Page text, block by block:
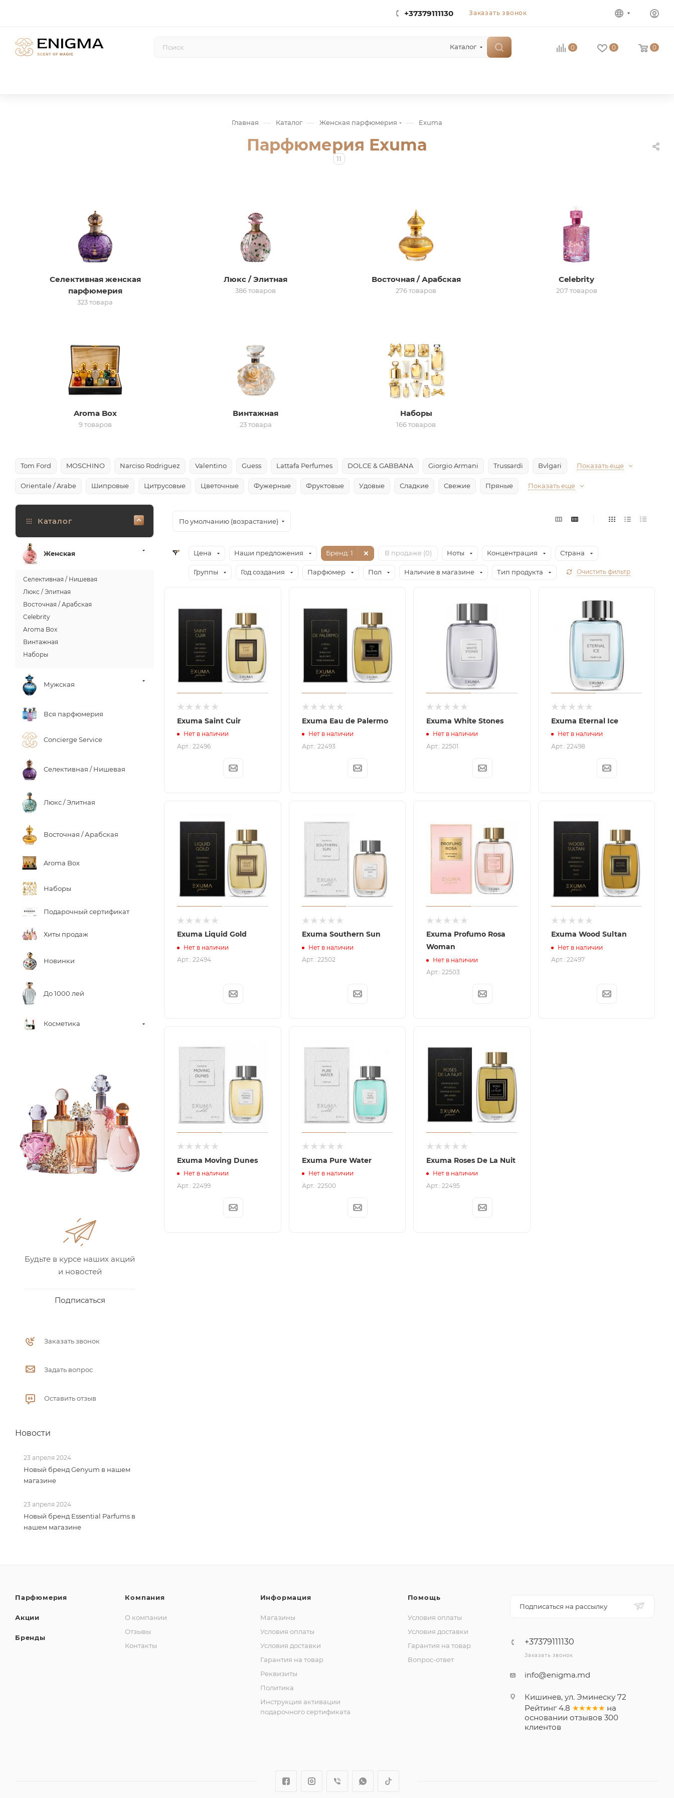
+37379111130 Заказать звонок
Каталог 0 0 0
Главная — Каталог — Женская парфюмерия — Exuma
Парфюмерия Exuma
11
Селективная женская
парфюмерия
323 товара
Люкс / Элитная
386 товаров
Восточная / Арабская
276 товаров
Celebrity
207 товаров
Aroma Box
9 товаров
Винтажная
23 товара
Наборы
166 товаров
Tom Ford MOSCHINO Narciso Rodriguez Valentino Guess Lattafa Perfumes DOLCE & GABBANA Giorgio Armani Trussardi Bvlgari Показать еще
Orientale / Arabe Шипровые Цитрусовые Цветочные Фужерные Фруктовые Удовые Сладкие Свежие Пряные Показать еще
По умолчанию (возрастание)
Цена Наши предложения Бренд: 1 В продаже (0) Ноты Концентрация Страна
Группы Год создания Парфюмер Пол Наличие в магазине Тип продукта Очистить фильтр
Exuma Saint Cuir
Нет в наличии
Арт.: 22496
Exuma Eau de Palermo
Нет в наличии
Арт.: 22493
Exuma White Stones
Нет в наличии
Арт.: 22501
Exuma Eternal Ice
Нет в наличии
Арт.: 22498
Exuma Liquid Gold
Нет в наличии
Арт.: 22494
Exuma Southern Sun
Нет в наличии
Арт.: 22502
Exuma Profumo Rosa
Woman
Нет в наличии
Арт.: 22503
Exuma Wood Sultan
Нет в наличии
Арт.: 22497
Exuma Moving Dunes
Нет в наличии
Арт.: 22499
Exuma Pure Water
Нет в наличии
Арт.: 22500
Exuma Roses De La Nuit
Нет в наличии
Арт.: 22495
Каталог
Женская
Селективная / Нишевая
Люкс / Элитная
Восточная / Арабская
Celebrity
Aroma Box
Винтажная
Наборы
Мужская
Вся парфюмерия
Concierge Service
Селективная / Нишевая
Люкс / Элитная
Восточная / Арабская
Aroma Box
Наборы
Подарочный сертификат
Хиты продаж
Новинки
До 1000 лей
Косметика
Будьте в курсе наших акций
и новостей
Подписаться
Заказать звонок
Задать вопрос
Оставить отзыв
Новости
23 апреля 2024
Новый бренд Genyum в нашем
магазине
23 апреля 2024
Новый бренд Essential Parfums в
нашем магазине
Парфюмерия
Акции
Бренды
Компания
О компании
Отзывы
Контакты
Информация
Магазины
Условия оплаты
Условия доставки
Гарантия на товар
Реквизиты
Политика
Инструкция активации
подарочного сертификата
Помощь
Условия оплаты
Условия доставки
Гарантия на товар
Вопрос-ответ
Подписаться на рассылку
+37379111130
Заказать звонок
info@enigma.md
Кишинев, ул. Эминеску 72
Рейтинг 4.8 ★★★★★ на
основании отзывов 300
клиентов